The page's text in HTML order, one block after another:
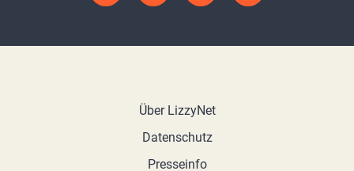
Über LizzyNet
Datenschutz
Presseinfo